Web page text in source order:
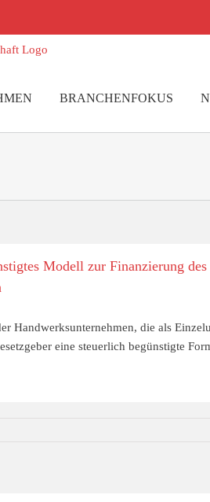
BRANCHENFOKUS
Modell zur Finanzierung
Handwerksunternehmen, die als
eine steuerlich begünstigte